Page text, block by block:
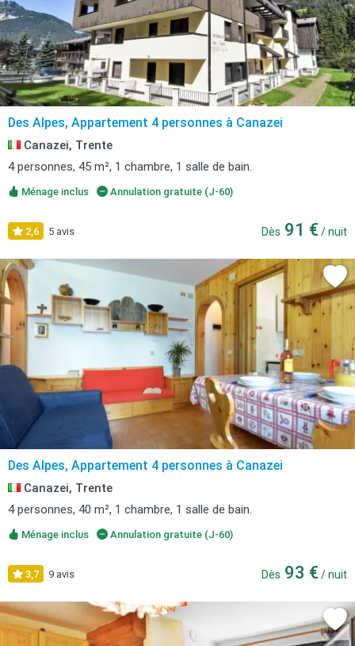
Des Alpes, Appartement 4 personnes à Canazei
Canazei, Trente
4 personnes, 45 m², 1 chambre, 1 salle de bain.
Ménage inclus Annulation gratuite (J-60)
2,6 5 avis Dès 91 € / nuit
Des Alpes, Appartement 4 personnes à Canazei
Canazei, Trente
4 personnes, 40 m², 1 chambre, 1 salle de bain.
Ménage inclus Annulation gratuite (J-60)
3,7 9 avis Dès 93 € / nuit